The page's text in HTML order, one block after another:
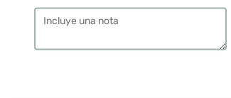
Torta Nilo